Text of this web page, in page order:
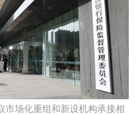
市场化重组和新设机构承接相